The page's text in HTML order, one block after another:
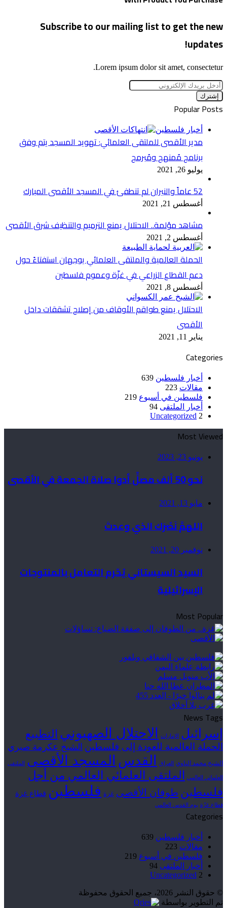
Subscribe to our mailing list to get the new
updates!
Lorem ipsum dolor sit amet, consectetur.
أدخل
بريدك
الإلكتروني
Popular Posts
أخبار فلسطين
مدير الأقصى للملتقى العلمائي: تهويد المسجد يتم وفق
برنامج مُمنهج ومُبرمج
يوليو 26, 2021
52 عاماً والنيران لم تنطفئ في المسجد الأقصى المبارك
أغسطس 21, 2021
مشاهد مؤلمة.. الاحتلال يمنع الترميم والتنظيف شرق الأقصى
أغسطس 2, 2021
الحملة العالمية والملتقى العلمائي يوجهان استفتاءً حول
دعم القطاع الزراعي في غزّة وعموم فلسطين
أغسطس 8, 2021
الاحتلال يمنع طواقم الأوقاف من إصلاح تشققات داخل
الأقصى
يناير 11, 2021
Categories
أخبار فلسطين 639
مقالات 223
فلسطين في أسبوع 219
أخبار الملتقى 94
Uncategorized 2
Most Viewed
يونيو 23, 2023
نحو 50 ألف مصلٍّ أدوا صلاة الجمعة في الأقصى
مايو 13, 2021
اللهمَّ نَصْرَك الذي وعدتَ
نوفمبر 20, 2021
السيد السيستاني يُحّرم التعامل بالمنتوجات
الإسرائيلية
Most Popular
News Tags
إسرائيل الإمارات الاحتلال الصهيوني التطبيع
الحملة العالمية للعودة إلى فلسطين الشيخ عكرمة صبري
الشيخ محمد الناوي العراق القدس المسجد الأقصى الملتقى
العلمائي العالمي الملتقى العلمائي العالمي من أجل
فلسطين طوفان الأقصى غزة فلسطين قطاع غزة
قطاع غزّة يوم القدس العالمي
Categories
أخبار فلسطين 639
مقالات 223
فلسطين في أسبوع 219
أخبار الملتقى 94
Uncategorized 2
© حقوق النشر 2026، جميع الحقوق محفوظة
تم التطوير بواسطة